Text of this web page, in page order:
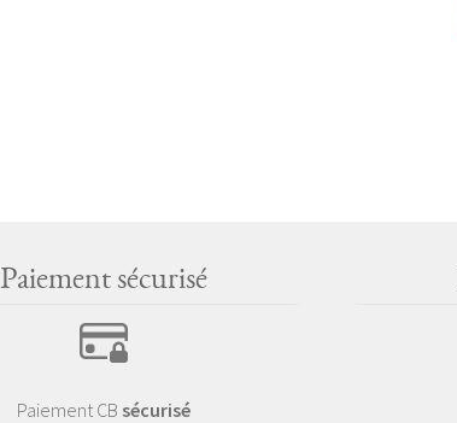
Paiement sécurisé
Paiement CB sécurisé